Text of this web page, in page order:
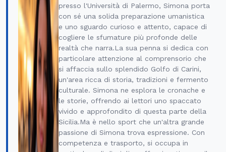
presso l'Università di Palermo, Simona porta
con sé una solida preparazione umanistica
e uno sguardo curioso e attento, capace di
cogliere le sfumature più profonde delle
realtà che narra.La sua penna si dedica con
particolare attenzione al comprensorio che
si affaccia sullo splendido Golfo di Carini,
un'area ricca di storia, tradizioni e fermento
culturale. Simona ne esplora le cronache e
le storie, offrendo ai lettori uno spaccato
vivido e approfondito di questa parte della
Sicilia.Ma è nello sport che un'altra grande
passione di Simona trova espressione. Con
competenza e trasporto, si occupa in